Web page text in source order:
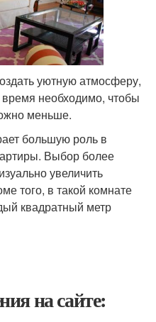
уютную атмосферу,
необходимо, чтобы
меньше.
большую роль в
Выбор более
увеличить
того, в такой комнате
квадратный метр
на сайте: